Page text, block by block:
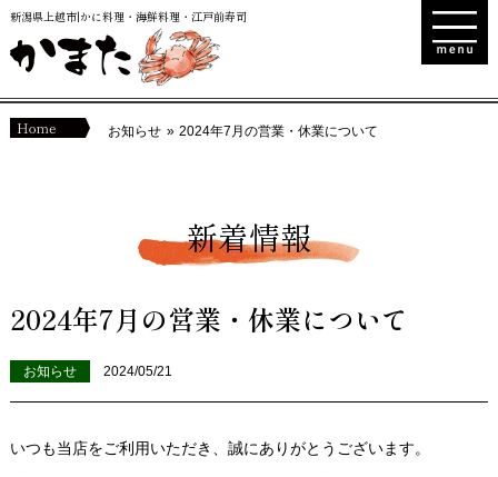
新潟県上越市|かに料理・海鮮料理・江戸前寿司
お知らせ 2024年7月の営業・休業について
新着情報
2024年7月の営業・休業について
お知らせ 2024/05/21
いつも当店をご利用いただき、誠にありがとうございます。